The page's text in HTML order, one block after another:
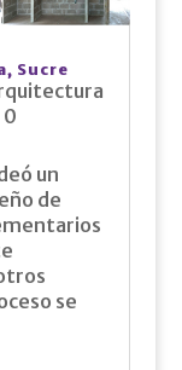
Sucre
| 0
un
de
se